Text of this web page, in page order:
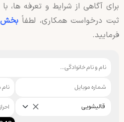
برای آگاهی از شرایط و تعرفه ها،
ثبت درخواست همکاری، لطفاً بخش
فرمایید.
قالیشویی